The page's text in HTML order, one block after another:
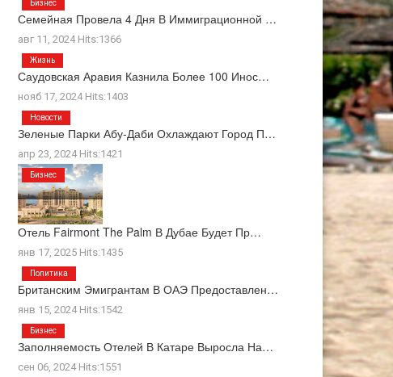
Семейная Провела 4 Дня В Иммиграционной …
авг 11, 2024 Hits:1366
Бизнес
Саудовская Аравия Казнила Более 100 Инос…
нояб 17, 2024 Hits:1403
Жизнь
Зеленые Парки Абу-Даби Охлаждают Город П…
апр 23, 2024 Hits:1421
Новости
Отель Fairmont The Palm В Дубае Будет Пр…
янв 17, 2025 Hits:1435
Бизнес
Британским Эмигрантам В ОАЭ Предоставлен…
янв 15, 2024 Hits:1542
Политика
Заполняемость Отелей В Катаре Выросла На…
сен 06, 2024 Hits:1551
Бизнес